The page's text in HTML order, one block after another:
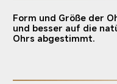
Form und Größe der
und besser auf die
Ohrs abgestimmt.